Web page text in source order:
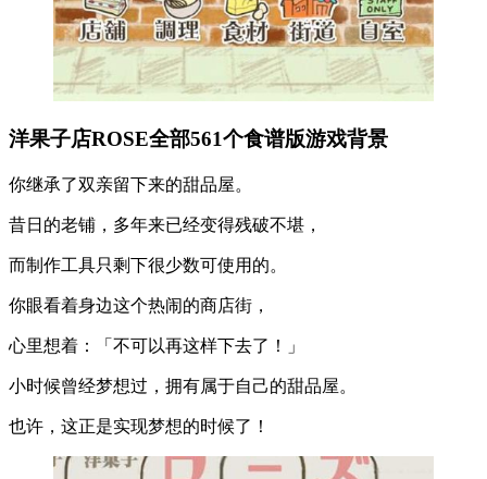
洋果子店ROSE全部561个食谱版游戏背景
你继承了双亲留下来的甜品屋。
昔日的老铺，多年来已经变得残破不堪，
而制作工具只剩下很少数可使用的。
你眼看着身边这个热闹的商店街，
心里想着：「不可以再这样下去了！」
小时候曾经梦想过，拥有属于自己的甜品屋。
也许，这正​​是实现梦想的时候了！